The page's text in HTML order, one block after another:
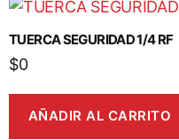
TUERCA SEGURIDAD 1/4 RF
$0
AÑADIR AL CARRITO